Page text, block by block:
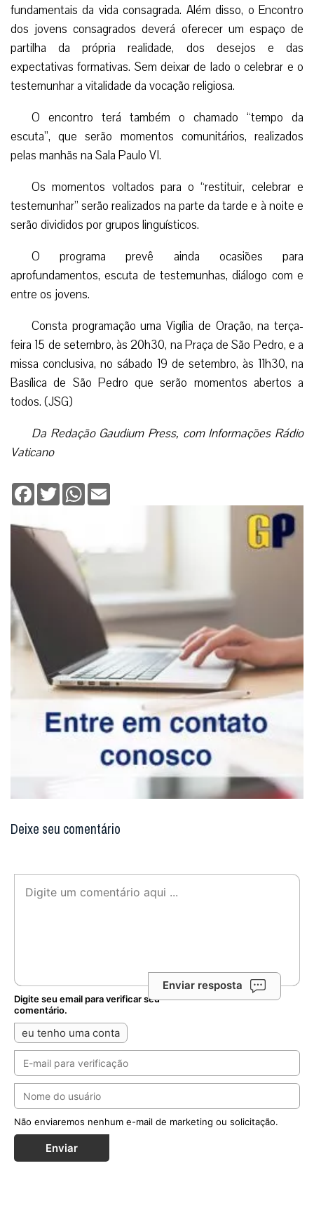
fundamentais da vida consagrada. Além disso, o Encontro
dos jovens consagrados deverá oferecer um espaço de
partilha da própria realidade, dos desejos e das
expectativas formativas. Sem deixar de lado o celebrar e o
testemunhar a vitalidade da vocação religiosa.
O encontro terá também o chamado “tempo da
escuta”, que serão momentos comunitários, realizados
pelas manhãs na Sala Paulo VI.
Os momentos voltados para o “restituir, celebrar e
testemunhar” serão realizados na parte da tarde e à noite e
serão divididos por grupos linguísticos.
O programa prevê ainda ocasiões para
aprofundamentos, escuta de testemunhas, diálogo com e
entre os jovens.
Consta programação uma Vigília de Oração, na terça-
feira 15 de setembro, às 20h30, na Praça de São Pedro, e a
missa conclusiva, no sábado 19 de setembro, às 11h30, na
Basílica de São Pedro que serão momentos abertos a
todos. (JSG)
Da Redação Gaudium Press, com Informações Rádio
Vaticano
Facebook
TwitterWhatsApp
Deixe seu comentário
Enviar resposta
Digite seu email para verificar seu
comentário.
eu tenho uma conta
Não enviaremos nenhum e-mail de marketing ou solicitação.
Enviar